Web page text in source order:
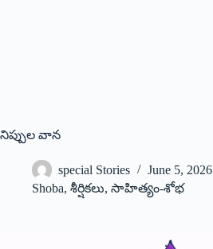
నిప్పుల వాన
special Stories
June 5, 2026
Shoba, శీర్షికలు, సాహిత్యం-శోభ